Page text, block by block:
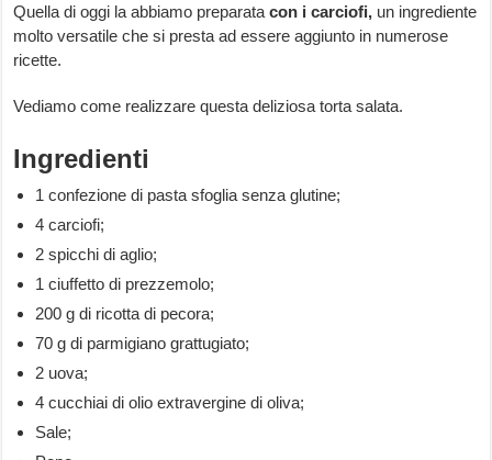
Quella di oggi la abbiamo preparatacon i carciofi, un ingrediente
molto versatile che si presta ad essere aggiunto in numerose
ricette.
Vediamo come realizzare questa deliziosa torta salata.
Ingredienti
1 confezione di pasta sfoglia senza glutine;
4 carciofi;
2 spicchi di aglio;
1 ciuffetto di prezzemolo;
200 g di ricotta di pecora;
70 g di parmigiano grattugiato;
2 uova;
4 cucchiai di olio extravergine di oliva;
Sale;